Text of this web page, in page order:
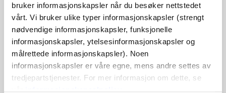
bruker informasjonskapsler når du besøker nettstedet
vårt. Vi bruker ulike typer informasjonskapsler (strengt
nødvendige informasjonskapsler, funksjonelle
informasjonskapsler, ytelsesinformasjonskapsler og
målrettede informasjonskapsler). Noen
informasjonskapsler er våre egne, mens andre settes av
tredjepartstjenester. For mer informasjon om dette, se
vår informasjonskapselpolicy.
JEG VIL GJERNE KJØPE GARN TIL MØNSTERET
XS S M L XL
4XL
LEGG I HANDLEKURVEN
Bruk€100,0mer og få gratis frakt innen EU!
Bestillinger som legges inn før kl. 13.00 norsk tid,